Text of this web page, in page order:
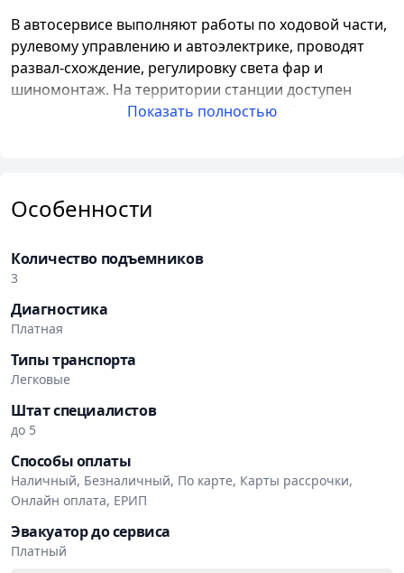
В автосервисе выполняют работы по ходовой части,
рулевому управлению и автоэлектрике, проводят
развал-схождение, регулировку света фар и
шиномонтаж. На территории станции доступен
круглосуточный шиномонтаж, при необходимости
зону приемки и ожидания, а также стоянку с
оборудование Hunter.
согласовывают объем и стоимость работ. Клиенты
могут присутствовать при осмотре и обслуживании
автомобиля. Оплата возможна наличными,
банковскими картами, по безналичному расчету,
через ЕРИП и онлайн-сервисы. Также доступны карты
рассрочки и бонусные условия для постоянных
клиентов. На выполненные работы предоставляется
гарантия.
Показать полностью
Особенности
Количество подъемников
3
Диагностика
Платная
Типы транспорта
Легковые
Штат специалистов
до 5
Способы оплаты
Наличный, Безналичный, По карте, Карты рассрочки,
Онлайн оплата, ЕРИП
Эвакуатор до сервиса
Платный